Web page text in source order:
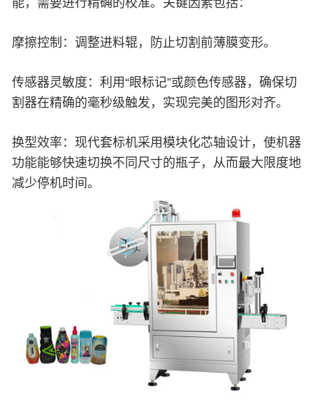
能，需要进行精确的校准。关键因素包括：
摩擦控制：调整进料辊，防止切割前薄膜变形。
传感器灵敏度：利用“眼标记”或颜色传感器，确保切
割器在精确的毫秒级触发，实现完美的图形对齐。
换型效率：现代套标机采用模块化芯轴设计，使机器
功能能够快速切换不同尺寸的瓶子，从而最大限度地
减少停机时间。